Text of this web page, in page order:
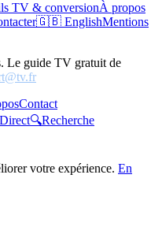
TV & conversionÀ propos
🇬🇧 EnglishMentions
Le guide TV gratuit de
Contact
Direct🔍Recherche
votre expérience. En